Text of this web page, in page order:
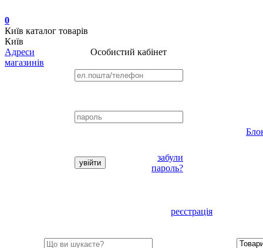
0
Київ каталог товарів
Київ
Адреси
магазинів
Особистий кабінет
забули
пароль?
реєстрація